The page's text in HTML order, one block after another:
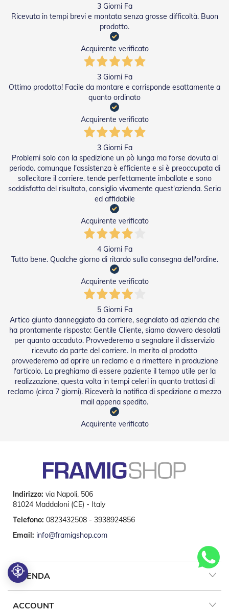
3 Giorni Fa
Ricevuta in tempi brevi e montata senza grosse difficoltà. Buon
prodotto.
Acquirente verificato
3 Giorni Fa
Ottimo prodotto! Facile da montare e corrisponde esattamente a
quanto ordinato
Acquirente verificato
3 Giorni Fa
Problemi solo con la spedizione un pò lunga ma forse dovuta al
periodo. comunque l'assistenza è efficiente e si è preoccupata di
sollecitare il corriere. tende perfettamente imballate e sono
soddisfatta del risultato, consiglio vivamente quest'azienda. Seria
ed affidabile
Acquirente verificato
4 Giorni Fa
Tutto bene. Qualche giorno di ritardo sulla consegna dell'ordine.
Acquirente verificato
5 Giorni Fa
Artico giunto danneggiato da corriere, segnalato ad azienda che
ha prontamente risposto: Gentile Cliente, siamo davvero desolati
per quanto accaduto. Provvederemo a segnalare il disservizio
ricevuto da parte del corriere. In merito al prodotto
provvederemo ad aprire un reclamo e a rimettere in produzione
l'articolo. La preghiamo di essere paziente il tempo utile per la
realizzazione, questa volta in tempi celeri in quanto trattasi di
reclamo (circa 7 giorni). Riceverà la notifica di spedizione a mezzo
mail appena spedito.
Acquirente verificato
Indirizzo: via Napoli, 506
81024 Maddaloni (CE) - Italy
Telefono: 0823432508 - 3938924856
Email: info@framigshop.com
AZIENDA
ACCOUNT